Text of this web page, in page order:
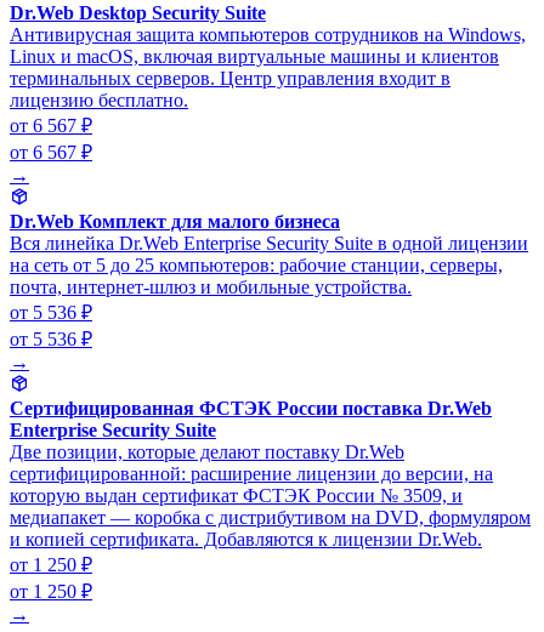
Dr.Web Desktop Security Suite
Антивирусная защита компьютеров сотрудников на Windows,
Linux и macOS, включая виртуальные машины и клиентов
терминальных серверов. Центр управления входит в
лицензию бесплатно.
от 6 567 ₽
от 6 567 ₽
→
Dr.Web Комплект для малого бизнеса
Вся линейка Dr.Web Enterprise Security Suite в одной лицензии
на сеть от 5 до 25 компьютеров: рабочие станции, серверы,
почта, интернет-шлюз и мобильные устройства.
от 5 536 ₽
от 5 536 ₽
→
Сертифицированная ФСТЭК России поставка Dr.Web
Enterprise Security Suite
Две позиции, которые делают поставку Dr.Web
сертифицированной: расширение лицензии до версии, на
которую выдан сертификат ФСТЭК России № 3509, и
медиапакет — коробка с дистрибутивом на DVD, формуляром
и копией сертификата. Добавляются к лицензии Dr.Web.
от 1 250 ₽
от 1 250 ₽
→